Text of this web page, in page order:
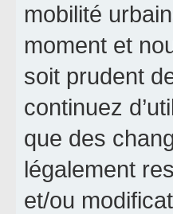
mobilité
moment et
soit prudent
continuez
que des
légalement
et/ou